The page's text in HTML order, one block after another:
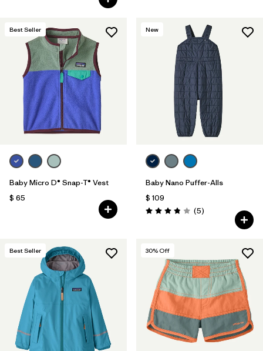
Best Seller
Baby Micro D® Snap-T® Vest
$ 65
New
Baby Nano Puffer-Alls
$ 109
Valoración: 3.8 / 5
(5Comentarios
)
Best Seller 30% Off